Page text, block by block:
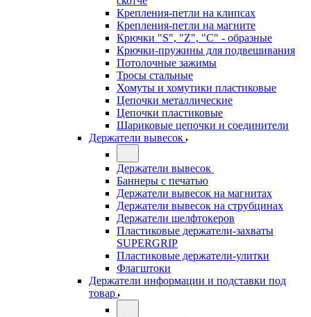
Крепления-петли на клипсах
Крепления-петли на магните
Крючки "S", "Z", "C" - образные
Крючки-пружины для подвешивания
Потолочные зажимы
Тросы стальные
Хомуты и хомутики пластиковые
Цепочки металлические
Цепочки пластиковые
Шариковые цепочки и соединители
Держатели вывесок
Держатели вывесок
Баннеры с печатью
Держатели вывесок на магнитах
Держатели вывесок на струбцинах
Держатели шелфтокеров
Пластиковые держатели-захваты
SUPERGRIP
Пластиковые держатели-улитки
Флагштоки
Держатели информации и подставки под
товар